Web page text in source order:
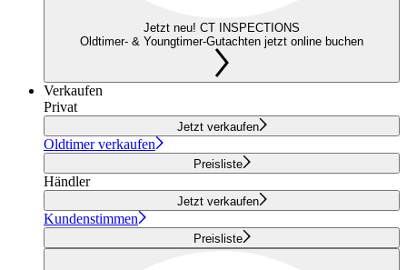
Jetzt neu! CT INSPECTIONS
Oldtimer- & Youngtimer-Gutachten jetzt online buchen
Verkaufen
Privat
Jetzt verkaufen
Oldtimer verkaufen
Preisliste
Händler
Jetzt verkaufen
Kundenstimmen
Preisliste